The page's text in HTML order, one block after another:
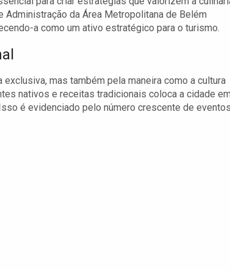
Administração da Área Metropolitana de Belém
a como um ativo estratégico para o turismo.
mas também pela maneira como a cultura
nativos e receitas tradicionais coloca a cidade
é evidenciado pelo número crescente de